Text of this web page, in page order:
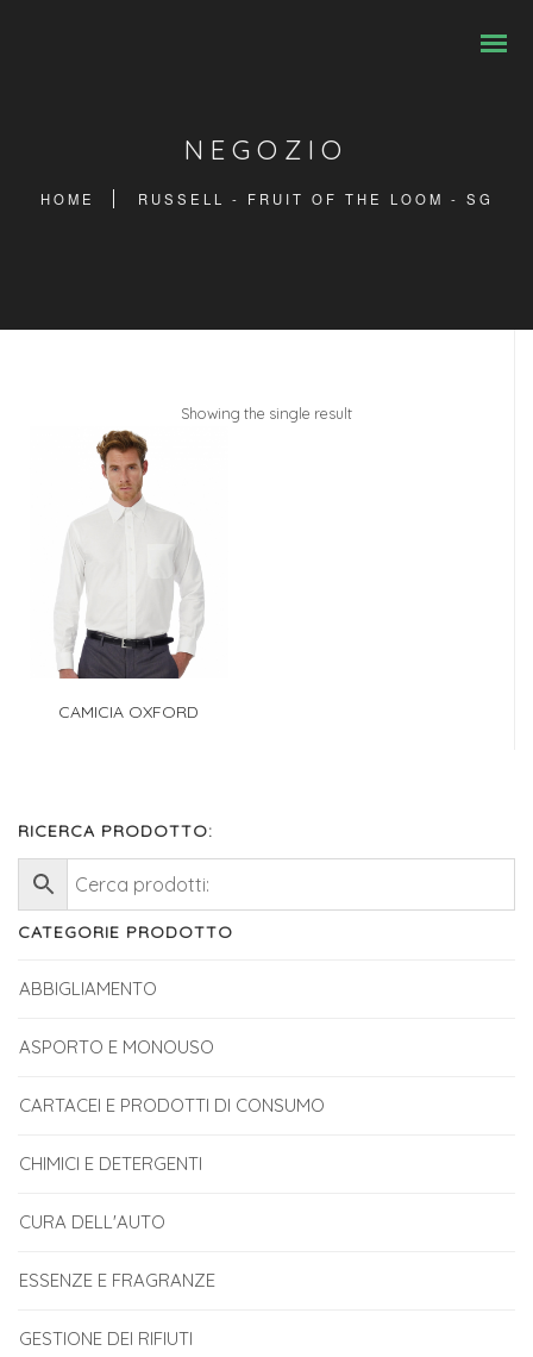
NEGOZIO
HOME RUSSELL - FRUIT OF THE LOOM - SG
Showing the single result
CAMICIA OXFORD
RICERCA PRODOTTO:
CATEGORIE PRODOTTO
ABBIGLIAMENTO
ASPORTO E MONOUSO
CARTACEI E PRODOTTI DI CONSUMO
CHIMICI E DETERGENTI
CURA DELL'AUTO
ESSENZE E FRAGRANZE
GESTIONE DEI RIFIUTI